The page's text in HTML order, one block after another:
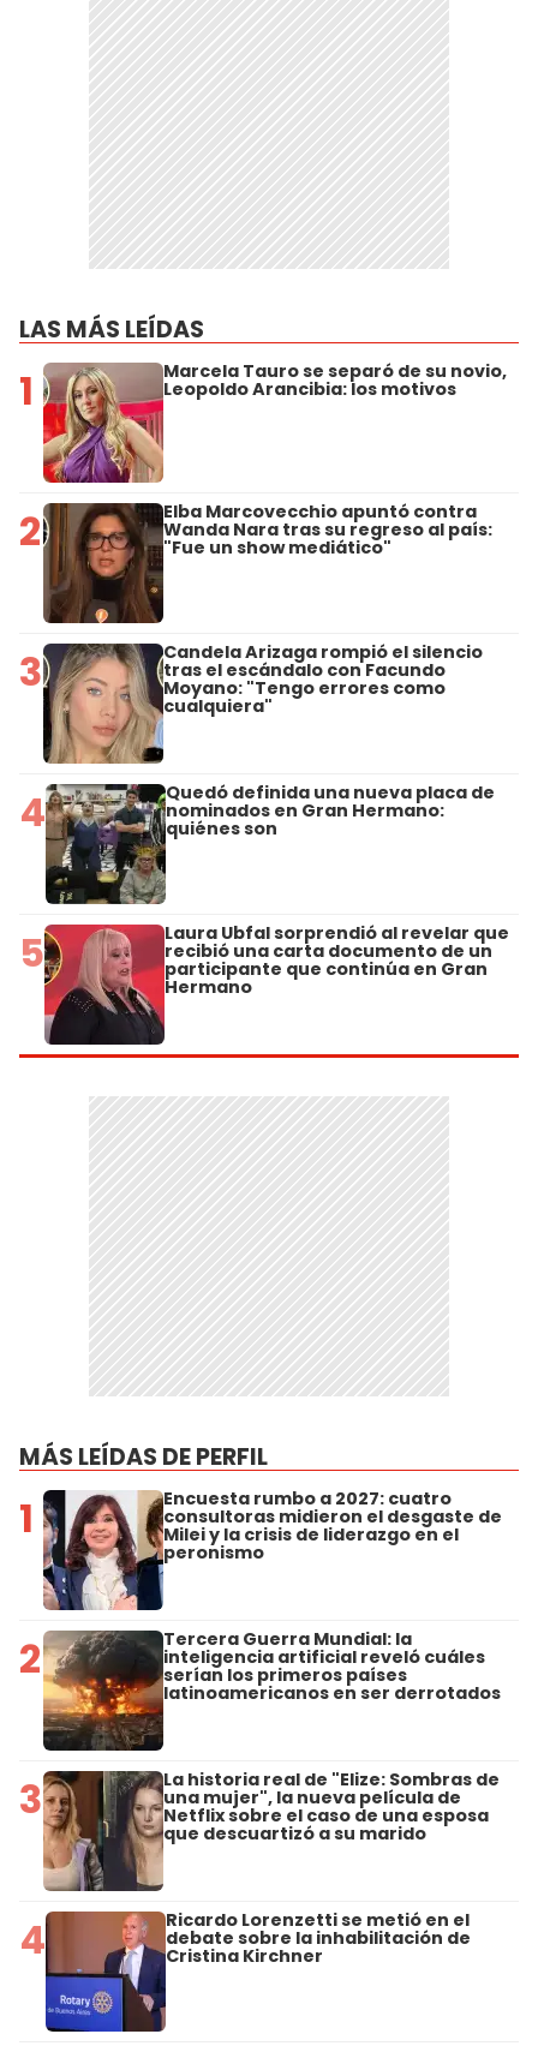
LAS MÁS LEÍDAS
1 Marcela Tauro se separó de su novio,
Leopoldo Arancibia: los motivos
2 Elba Marcovecchio apuntó contra
Wanda Nara tras su regreso al país:
"Fue un show mediático"
3 Candela Arizaga rompió el silencio
tras el escándalo con Facundo
Moyano: "Tengo errores como
cualquiera"
4 Quedó definida una nueva placa de
nominados en Gran Hermano:
quiénes son
5 Laura Ubfal sorprendió al revelar que
recibió una carta documento de un
participante que continúa en Gran
Hermano
MÁS LEÍDAS DE PERFIL
1 Encuesta rumbo a 2027: cuatro
consultoras midieron el desgaste de
Milei y la crisis de liderazgo en el
peronismo
2 Tercera Guerra Mundial: la
inteligencia artificial reveló cuáles
serían los primeros países
latinoamericanos en ser derrotados
3 La historia real de "Elize: Sombras de
una mujer", la nueva película de
Netflix sobre el caso de una esposa
que descuartizó a su marido
4 Ricardo Lorenzetti se metió en el
debate sobre la inhabilitación de
Cristina Kirchner